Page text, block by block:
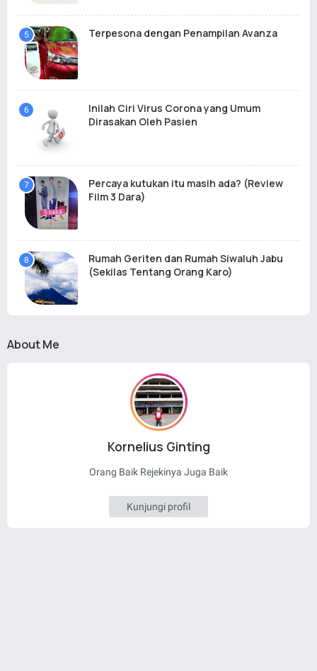
Terpesona dengan Penampilan Avanza
Inilah Ciri Virus Corona yang Umum
Dirasakan Oleh Pasien
Percaya kutukan itu masih ada? (Review
Film 3 Dara)
Rumah Geriten dan Rumah Siwaluh Jabu
(Sekilas Tentang Orang Karo)
About Me
Kornelius Ginting
Orang Baik Rejekinya Juga Baik
Kunjungi profil